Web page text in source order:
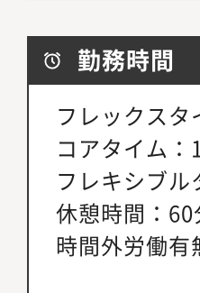
勤務時間
フレックスタ
コアタイム
フレキシブ
休憩時間：60
時間外労働有